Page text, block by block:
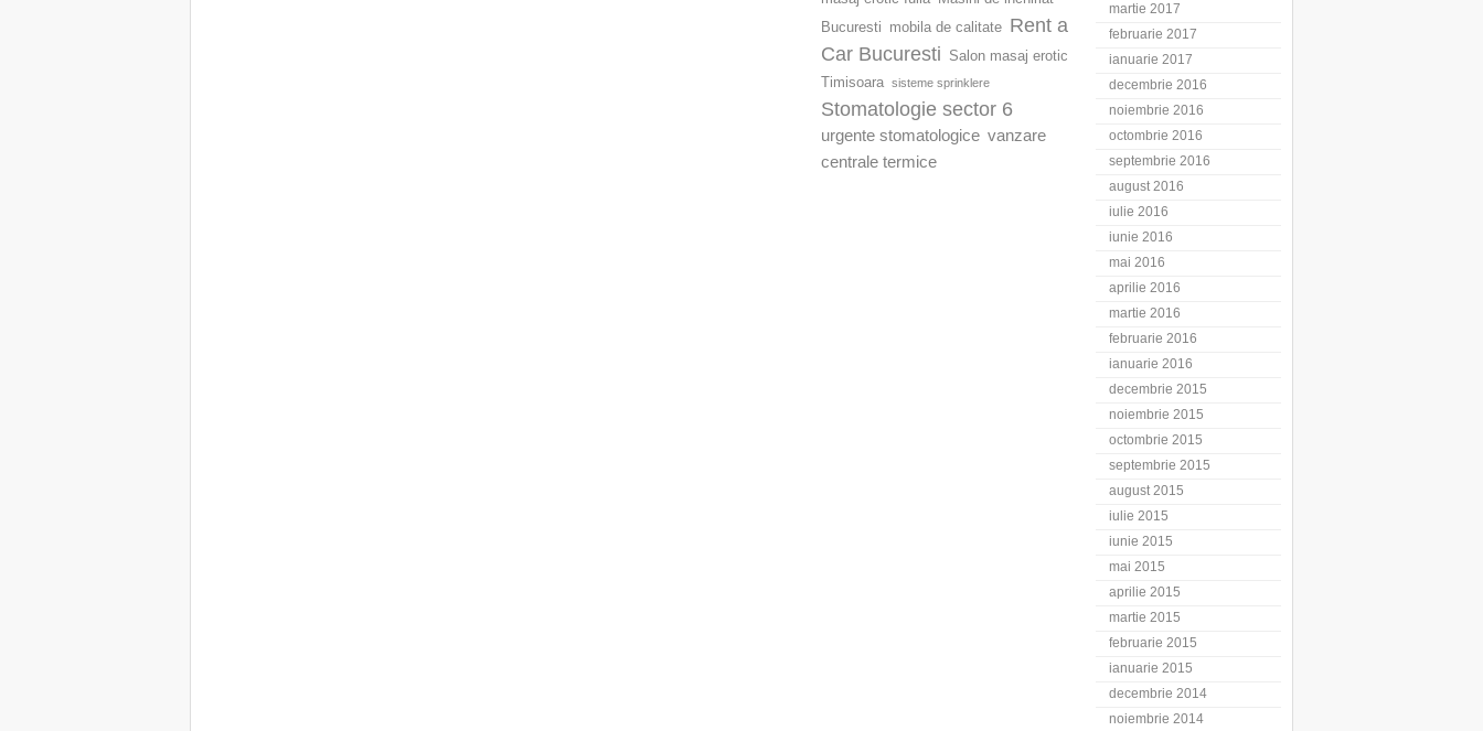
Bucuresti
mobila de calitate Rent a
Car Bucuresti
Salon masaj erotic
Timisoara sisteme sprinklere
Stomatologie sector 6
urgente stomatologice vanzare
centrale termice
martie 2017
februarie 2017
ianuarie 2017
decembrie 2016
noiembrie 2016
octombrie 2016
septembrie 2016
august 2016
iulie 2016
iunie 2016
mai 2016
aprilie 2016
martie 2016
februarie 2016
ianuarie 2016
decembrie 2015
noiembrie 2015
octombrie 2015
septembrie 2015
august 2015
iulie 2015
iunie 2015
mai 2015
aprilie 2015
martie 2015
februarie 2015
ianuarie 2015
decembrie 2014
noiembrie 2014